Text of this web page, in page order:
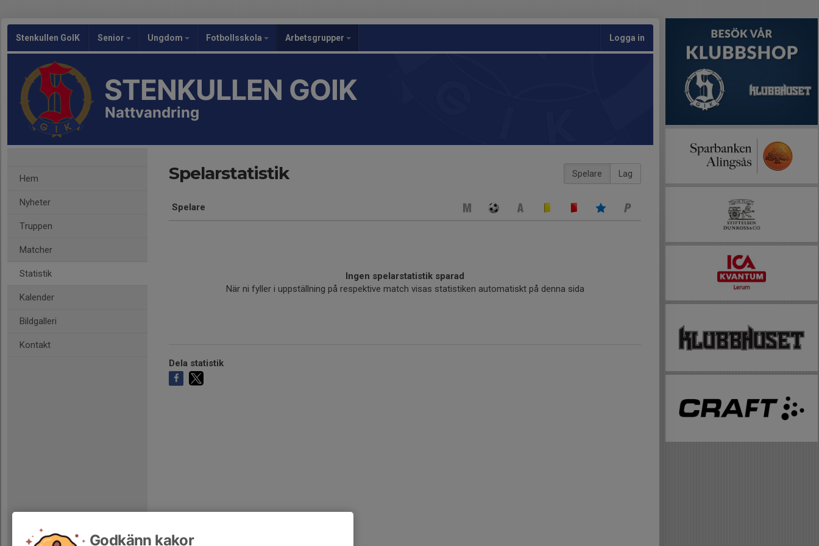
Stenkullen GoIK Senior Ungdom Fotbollsskola Arbetsgrupper Logga in
STENKULLEN GOIK
Nattvandring
Hem
Nyheter
Truppen
Matcher
Statistik
Kalender
Bildgalleri
Kontakt
Spelare Lag
Spelarstatistik
Spelare
Ingen spelarstatistik sparad
När ni fyller i uppställning på respektive match visas statistiken automatiskt på denna sida
Dela statistik
Godkänn kakor